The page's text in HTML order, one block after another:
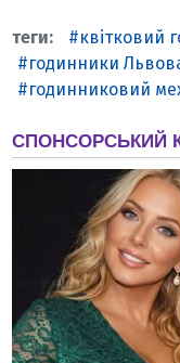
квітковий
годинники
годинниковий